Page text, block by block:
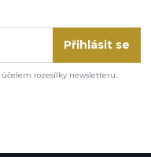
Přihlásit se
účelem rozesílky newsletteru.